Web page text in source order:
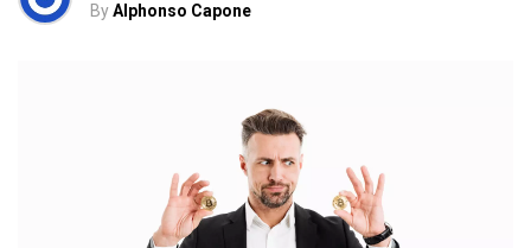
ByAlphonso Capone